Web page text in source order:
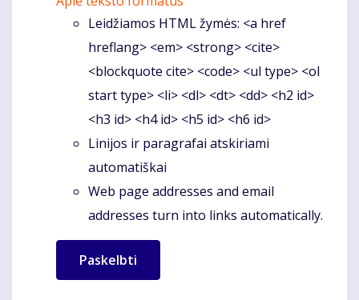
Leidžiamos HTML žymės: <a href
hreflang> <em> <strong> <cite>
<blockquote cite> <code> <ul type> <ol
start type> <li> <dl> <dt> <dd> <h2 id>
<h3 id> <h4 id> <h5 id> <h6 id>
Linijos ir paragrafai atskiriami
automatiškai
Web page addresses and email
addresses turn into links automatically.